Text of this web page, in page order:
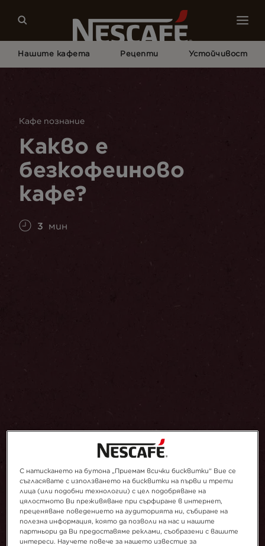
Нашите кафета Рецепти Устойчивост
Кафе познание
Какво е
безкофеиново
кафе?
3 мин
С натискането на бутона „Приемам всички бисквитки“ Вие се
съгласявате с използването на бисквитки на първи и трети
лица (или подобни технологии) с цел подобряване на
цялостното Ви преживяване при сърфиране в интернет,
преценяване поведението на аудиторията ни, събиране на
полезна информация, която да позволи на нас и нашите
партньори да Ви предоставяме реклами, съобразени с вашите
интереси. Научете повече за нашето известие за